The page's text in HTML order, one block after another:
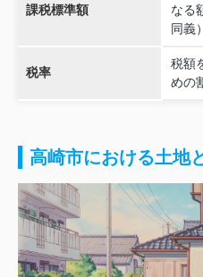
課税標準額
なる
同義）
税率
税額
めの
高崎市における土地